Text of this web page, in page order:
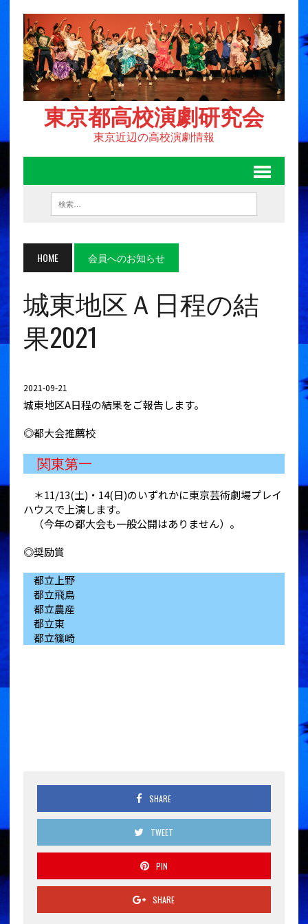
東京都高校演劇研究会
東京近辺の高校演劇情報
HOME 会員へのお知らせ
城東地区Ａ日程の結
果2021
2021-09-21
城東地区A日程の結果をご報告します。
◎都大会推薦校
関東第一
＊11/13(土)・14(日)のいずれかに東京芸術劇場プレイ
ハウスで上演します。
（今年の都大会も一般公開はありません）。
◎奨励賞
都立上野
都立飛鳥
都立農産
都立東
都立篠崎
SHARE
TWEET
PIN
SHARE